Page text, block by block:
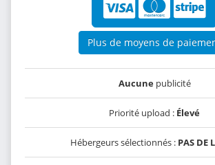
Plus de moyens de
Aucunepublicité
Priorité upload : Élevé
Hébergeurs sélectionnés : PAS DE